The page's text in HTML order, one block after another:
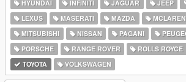
HYUNDAI
INFINITI JAGUAR JEEP
LEXUS
MASERATI MAZDA MCLAREN
MITSUBISHI
NISSAN PAGANI
PORSCHE
RANGE ROVER ROLLS ROYCE
TOYOTA
VOLKSWAGEN